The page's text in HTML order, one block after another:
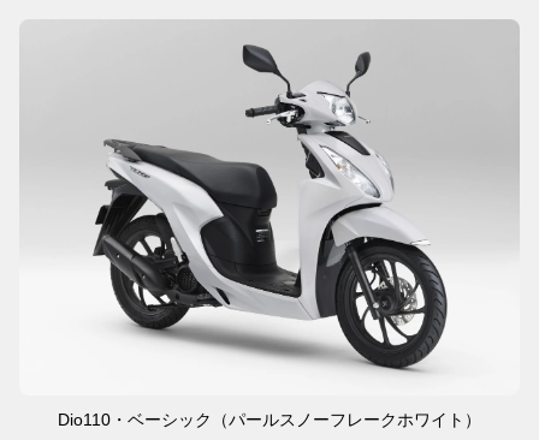
Dio110・ベーシック（パールスノーフレークホワイト）